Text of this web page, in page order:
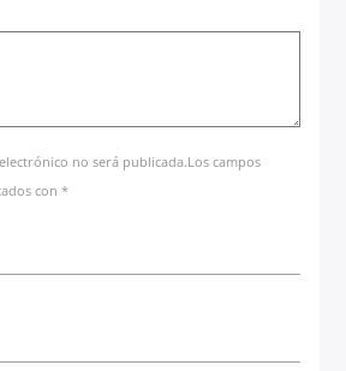
no será publicada.Los campos
con *